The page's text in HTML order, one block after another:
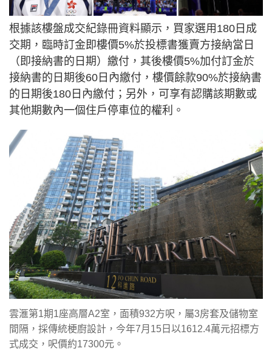
根據該樓盤成交紀錄冊資料顯示，買家選用180日成
交期，臨時訂金即樓價5%於投標書獲賣方接納當日
（即接納書的日期）繳付，其後樓價5%加付訂金於
接納書的日期後60日內繳付，樓價餘款90%於接納書
的日期後180日內繳付；另外，可享有認購該期數或
其他期數內一個住戶停車位的權利。
雲滙第1期1座高層A2室，面積932方呎，屬3房套及儲物室
間隔，採傳統梗廚設計，今年7月15日以1612.4萬元招標方
式成交，呎價約17300元。